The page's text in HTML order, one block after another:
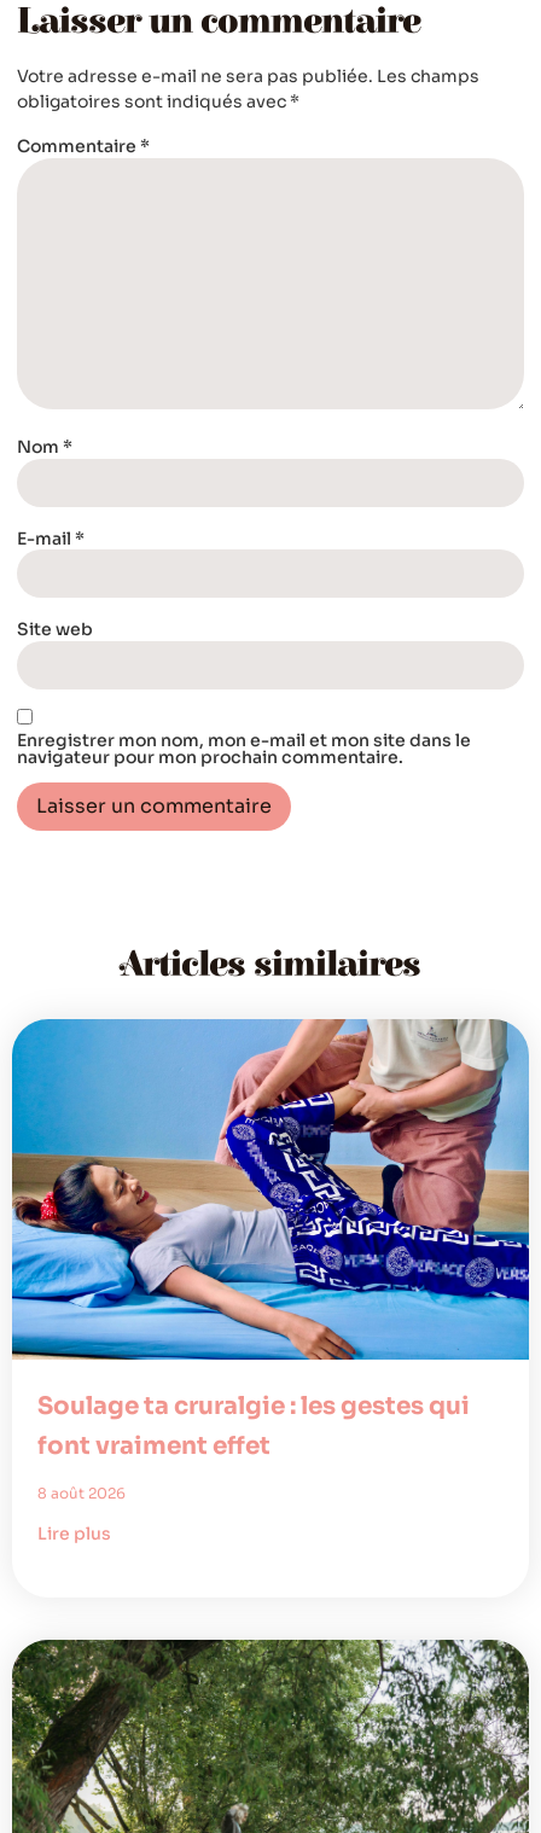
Laisser un commentaire
Votre adresse e-mail ne sera pas publiée. Les champs
obligatoires sont indiqués avec *
Commentaire *
Nom *
E-mail *
Site web
Enregistrer mon nom, mon e-mail et mon site dans le
navigateur pour mon prochain commentaire.
Articles similaires
Soulage ta cruralgie : les gestes qui
font vraiment effet
8 août 2026
Lire plus